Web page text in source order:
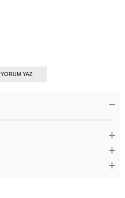
YORUM YAZ